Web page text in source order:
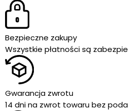
Bezpieczne zakupy
Wszystkie płatności są
Gwarancja zwrotu
14 dni na zwrot towaru bez